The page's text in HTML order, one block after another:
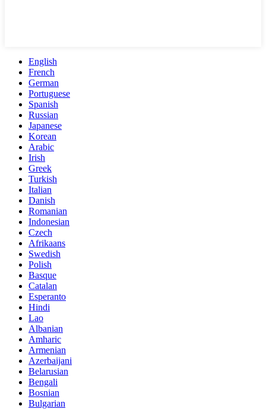
English
French
German
Portuguese
Spanish
Russian
Japanese
Korean
Arabic
Irish
Greek
Turkish
Italian
Danish
Romanian
Indonesian
Czech
Afrikaans
Swedish
Polish
Basque
Catalan
Esperanto
Hindi
Lao
Albanian
Amharic
Armenian
Azerbaijani
Belarusian
Bengali
Bosnian
Bulgarian